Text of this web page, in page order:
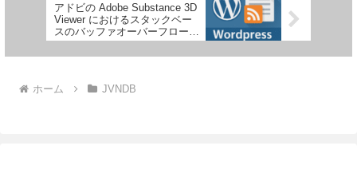
アドビの Adobe Substance 3D
Viewer におけるスタックベー
スのバッファオーバーフローの
脆弱性
ホーム JVNDB